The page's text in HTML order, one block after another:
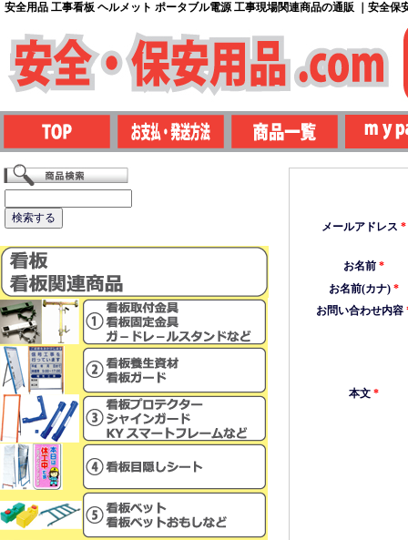
安全用品 工事看板 ヘルメット ポータブル電源 工事現場関連商品の通販 ｜安全保
メールアドレス *
お名前*
お名前(カナ)*
お問い合わせ内容
本文*